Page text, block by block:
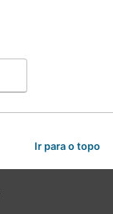
Ir para o topo